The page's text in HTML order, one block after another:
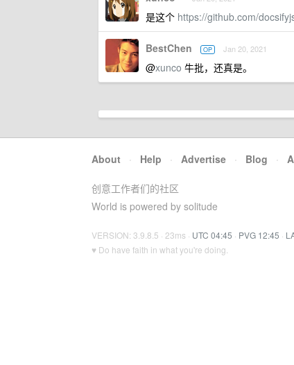
是这个 https://github.com/
BestChen OP Jan 20, 2021
@xunco 牛批，还真是。
About · Help · Advertise · Blog ·
创意工作者们的社区
World is powered by solitude
VERSION: 3.9.8.5 · 23ms · UTC 04:45 · PVG 12:45 ·
♥ Do have faith in what you're doing.